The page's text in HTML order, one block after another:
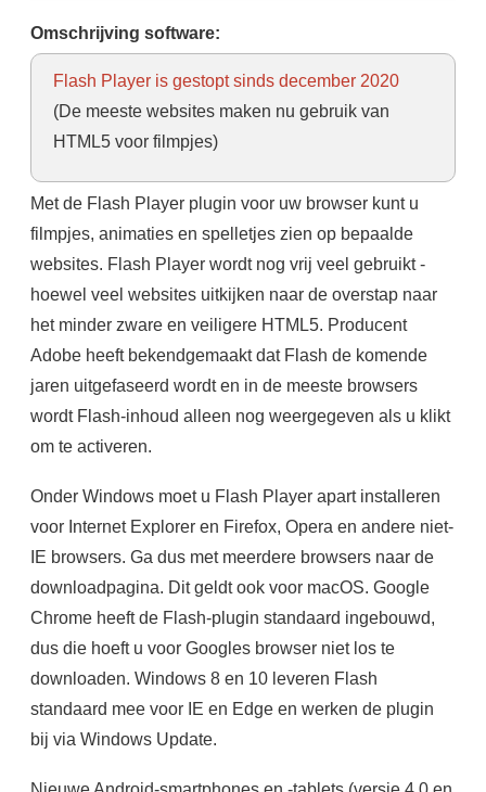
Omschrijving software:
Flash Player is gestopt sinds december 2020
(De meeste websites maken nu gebruik van
HTML5 voor filmpjes)
Met de Flash Player plugin voor uw browser kunt u
filmpjes, animaties en spelletjes zien op bepaalde
websites. Flash Player wordt nog vrij veel gebruikt -
hoewel veel websites uitkijken naar de overstap naar
het minder zware en veiligere HTML5. Producent
Adobe heeft bekendgemaakt dat Flash de komende
jaren uitgefaseerd wordt en in de meeste browsers
wordt Flash-inhoud alleen nog weergegeven als u klikt
om te activeren.
Onder Windows moet u Flash Player apart installeren
voor Internet Explorer en Firefox, Opera en andere niet-
IE browsers. Ga dus met meerdere browsers naar de
downloadpagina. Dit geldt ook voor macOS. Google
Chrome heeft de Flash-plugin standaard ingebouwd,
dus die hoeft u voor Googles browser niet los te
downloaden. Windows 8 en 10 leveren Flash
standaard mee voor IE en Edge en werken de plugin
bij via Windows Update.